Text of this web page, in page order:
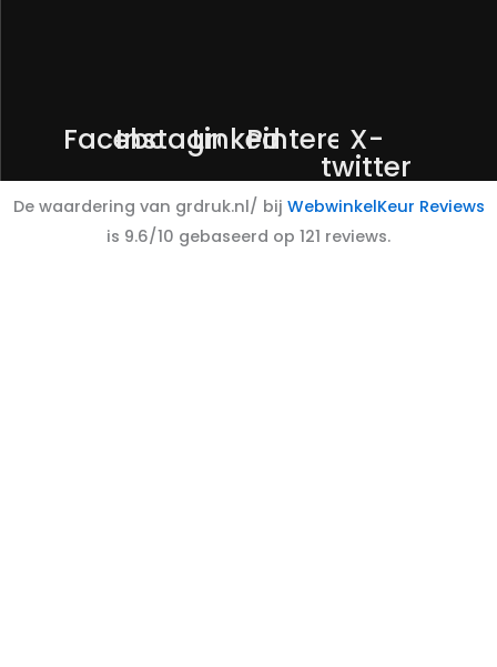
Facebook
Instagram
Linkedin
PinterestX-
twitter
De waardering van grdruk.nl/ bij WebwinkelKeur Reviews
is 9.6/10 gebaseerd op 121 reviews.